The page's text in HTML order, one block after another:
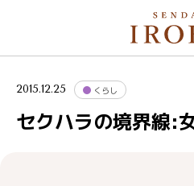
2015.12.25 くらし
セクハラの境界線: